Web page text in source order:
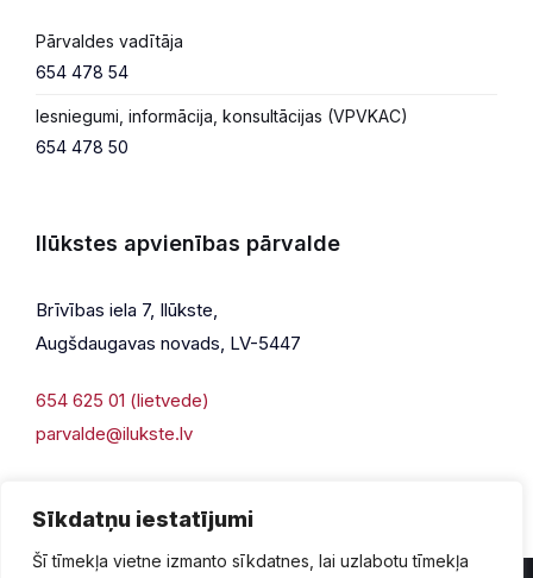
Sīkdatņu iestatījumi
Šī tīmekļa vietne izmanto sīkdatnes, lai uzlabotu tīmekļa
Pārvaldes vadītāja
654 478 54
Iesniegumi, informācija, konsultācijas (VPVKAC)
654 478 50
Ilūkstes apvienības pārvalde
Brīvības iela 7, Ilūkste,
Augšdaugavas novads, LV-5447
654 625 01 (lietvede)
parvalde@ilukste.lv